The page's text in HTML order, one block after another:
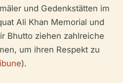
und Gedenkstätten im
Ali Khan Memorial und
Bhutto ziehen zahlreiche
um ihren Respekt zu
).